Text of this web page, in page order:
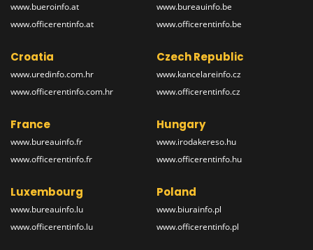
www.bueroinfo.at
www.officerentinfo.at
www.bureauinfo.be
www.officerentinfo.be
Croatia
www.uredinfo.com.hr
www.officerentinfo.com.hr
Czech Republic
www.kancelareinfo.cz
www.officerentinfo.cz
France
www.bureauinfo.fr
www.officerentinfo.fr
Hungary
www.irodakereso.hu
www.officerentinfo.hu
Luxembourg
www.bureauinfo.lu
www.officerentinfo.lu
Poland
www.biurainfo.pl
www.officerentinfo.pl